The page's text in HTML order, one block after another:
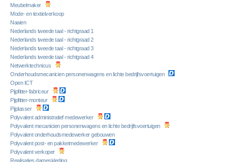
Meubelmaker
Mode- en textielverkoop
Naaien
Nederlands tweede taal - richtgraad 1
Nederlands tweede taal - richtgraad 2
Nederlands tweede taal - richtgraad 3
Nederlands tweede taal - richtgraad 4
Netwerktechnicus
Onderhoudsmecanicien personenwagens en lichte bedrijfsvoertuigen
Open ICT
Pijpfitter-fabriceur
Pijpfitter-monteur
Pijplasser
Polyvalent administratief medewerker
Polyvalent mecanicien personenwagens en lichte bedrijfsvoertuigen
Polyvalent onderhoudsmedewerker gebouwen
Polyvalent post- en pakketmedewerker
Polyvalent verkoper
Realisaties dameskleding